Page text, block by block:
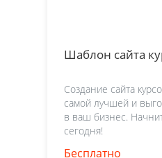
Шаблон сайта
Создание сайта
самой лучшей и
в ваш бизнес.
сегодня!
Бесплатно